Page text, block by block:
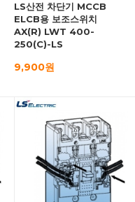
LS산전 차단기 MCCB
ELCB용 보조스위치
AX(R) LWT 400-
250(C)-LS
9,900원